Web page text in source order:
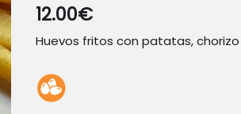
12.00€
Huevos fritos con patatas,